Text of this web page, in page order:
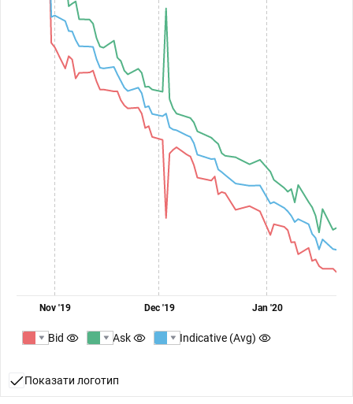
Nov '19 Dec '19 Jan '20
Bid Ask Indicative (Avg)
Показати логотип